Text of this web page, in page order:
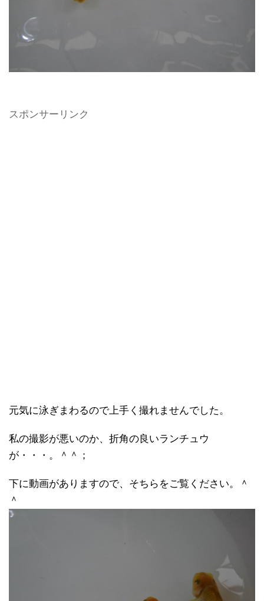
スポンサーリンク
元気に泳ぎまわるので上手く撮れませんでした。
私の撮影が悪いのか、折角の良いランチュウ
が・・・。＾＾；
下に動画がありますので、そちらをご覧ください。＾
＾